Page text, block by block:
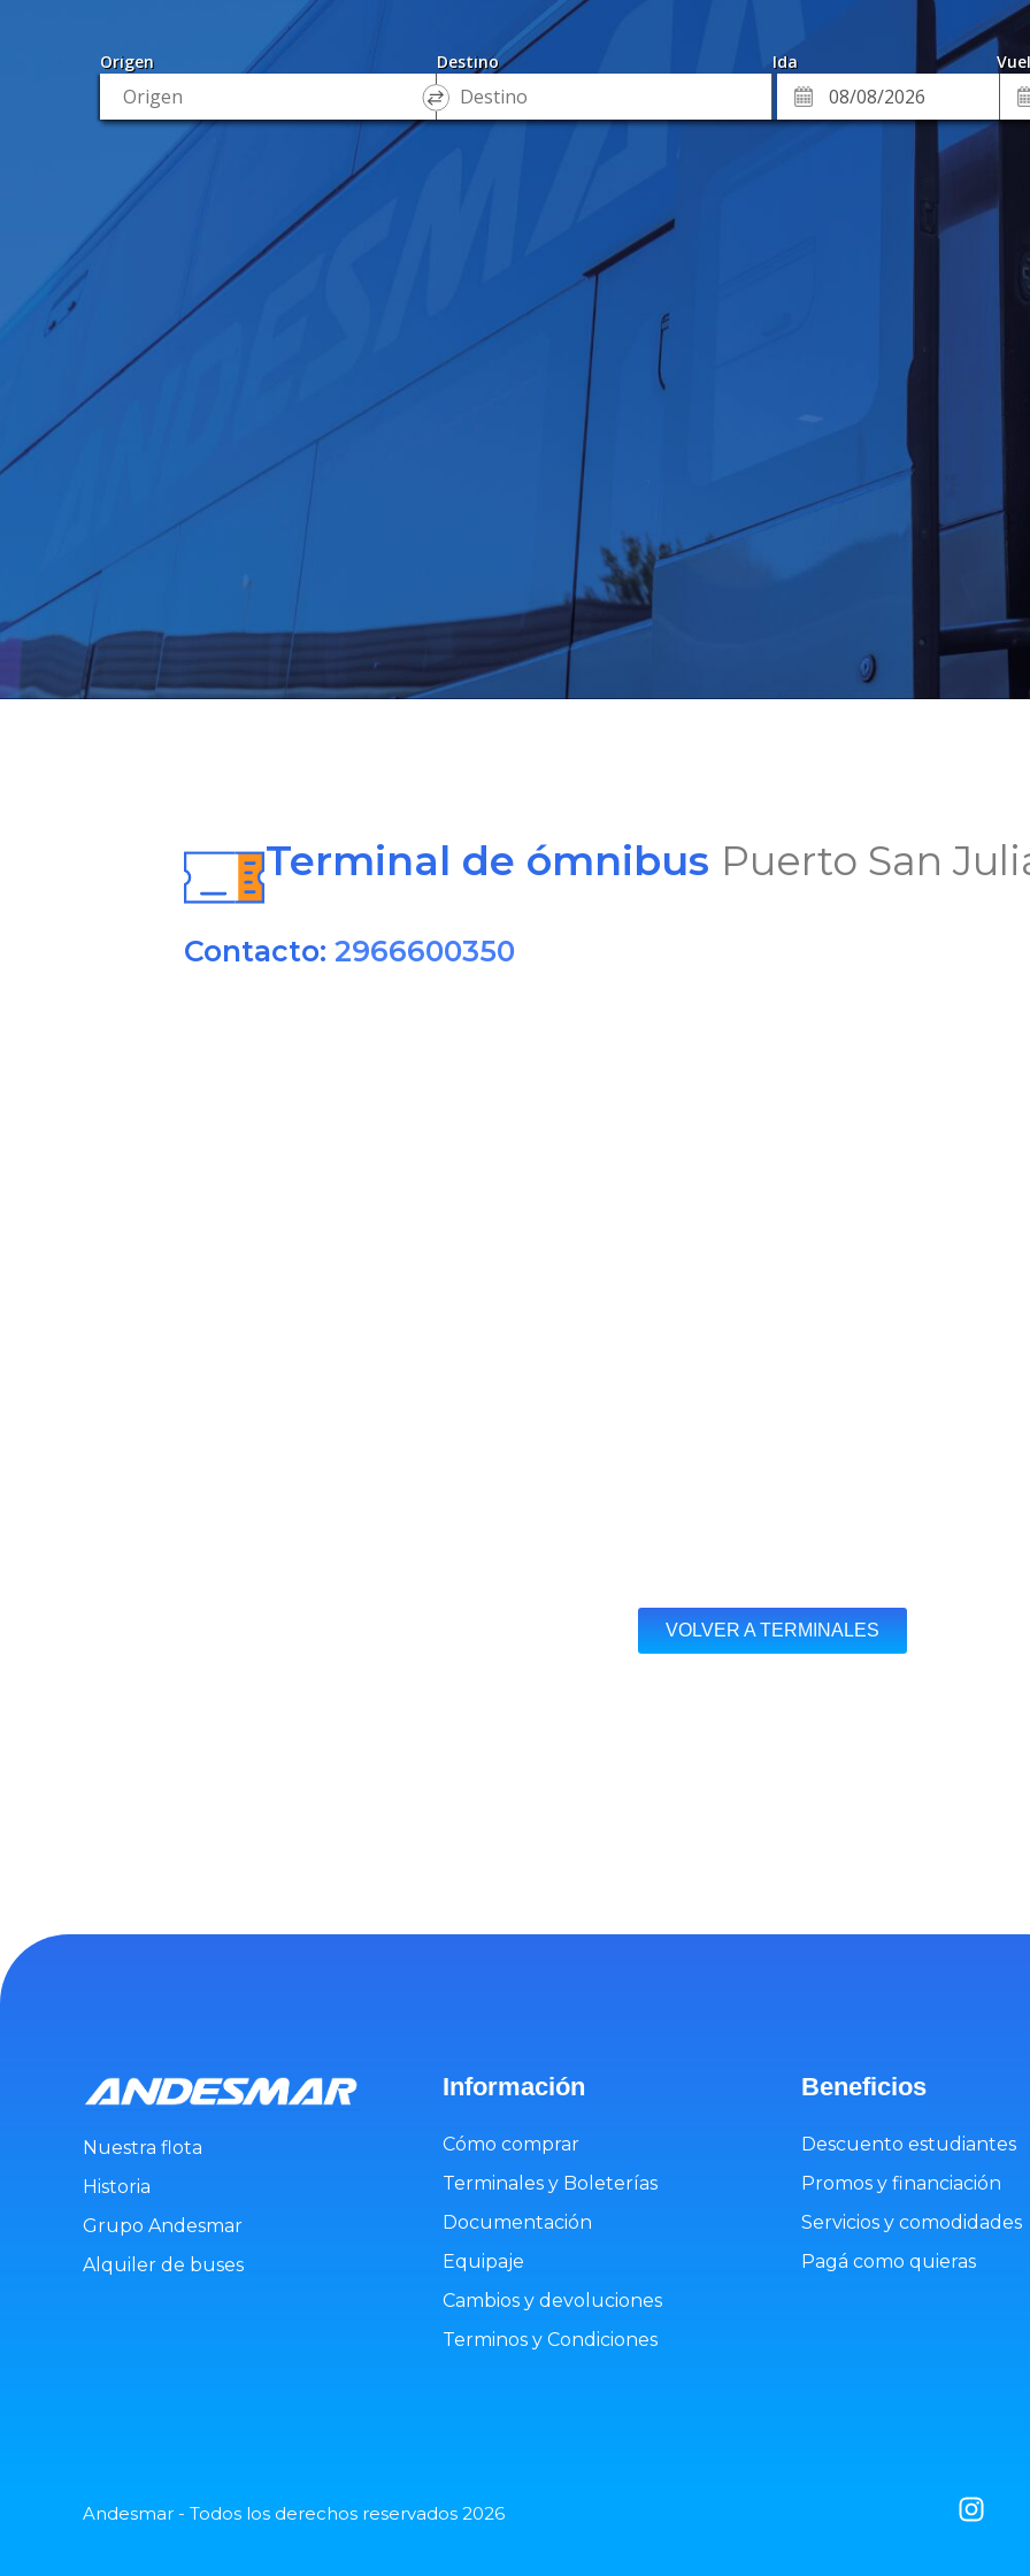
Terminal de ómnibus Puerto San
Contacto: 2966600350
VOLVER A TERMINALES
Nuestra flota
Historia
Grupo Andesmar
Alquiler de buses
Información
Cómo comprar
Terminales y Boleterías
Documentación
Equipaje
Cambios y devoluciones
Terminos y Condiciones
Beneficios
Descuento estudiantes
Promos y financiación
Servicios y comodidades
Pagá como quieras
Andesmar - Todos los derechos reservados 2026